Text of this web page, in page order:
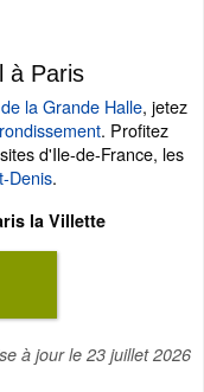
à Paris
la Grande Halle, jetez
. Profitez
d'Ile-de-France, les
Denis.
la Villette
à jour le 23 juillet 2026